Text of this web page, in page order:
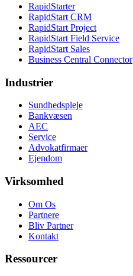
RapidStarter
RapidStart CRM
RapidStart Project
RapidStart Field Service
RapidStart Sales
Business Central Connector
Industrier
Sundhedspleje
Bankvæsen
AEC
Service
Advokatfirmaer
Ejendom
Virksomhed
Om Os
Partnere
Bliv Partner
Kontakt
Ressourcer